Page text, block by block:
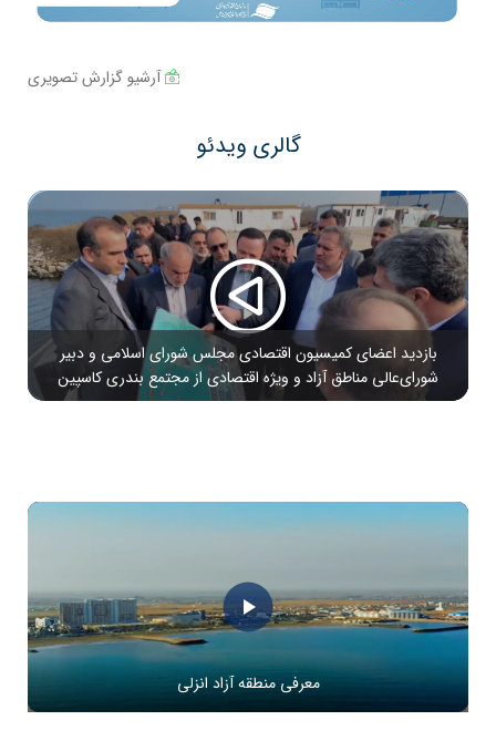
آرشیو گزارش تصویری
گالری ویدئو
بازدید اعضای کمیسیون اقتصادی مجلس شورای اسلامی و دبیر
شورای‌عالی مناطق آزاد و ویژه اقتصادی از مجتمع بندری کاسپین
Play
معرفی منطقه آزاد انزلی